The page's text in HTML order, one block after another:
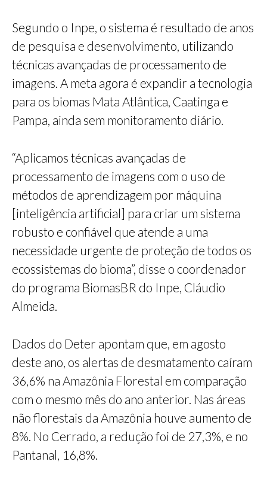
Segundo o Inpe, o sistema é resultado de anos
de pesquisa e desenvolvimento, utilizando
técnicas avançadas de processamento de
imagens. A meta agora é expandir a tecnologia
para os biomas Mata Atlântica, Caatinga e
Pampa, ainda sem monitoramento diário.
“Aplicamos técnicas avançadas de
processamento de imagens com o uso de
métodos de aprendizagem por máquina
[inteligência artificial] para criar um sistema
robusto e confiável que atende a uma
necessidade urgente de proteção de todos os
ecossistemas do bioma”, disse o coordenador
do programa BiomasBR do Inpe, Cláudio
Almeida.
Dados do Deter apontam que, em agosto
deste ano, os alertas de desmatamento caíram
36,6% na Amazônia Florestal em comparação
com o mesmo mês do ano anterior. Nas áreas
não florestais da Amazônia houve aumento de
8%. No Cerrado, a redução foi de 27,3%, e no
Pantanal, 16,8%.